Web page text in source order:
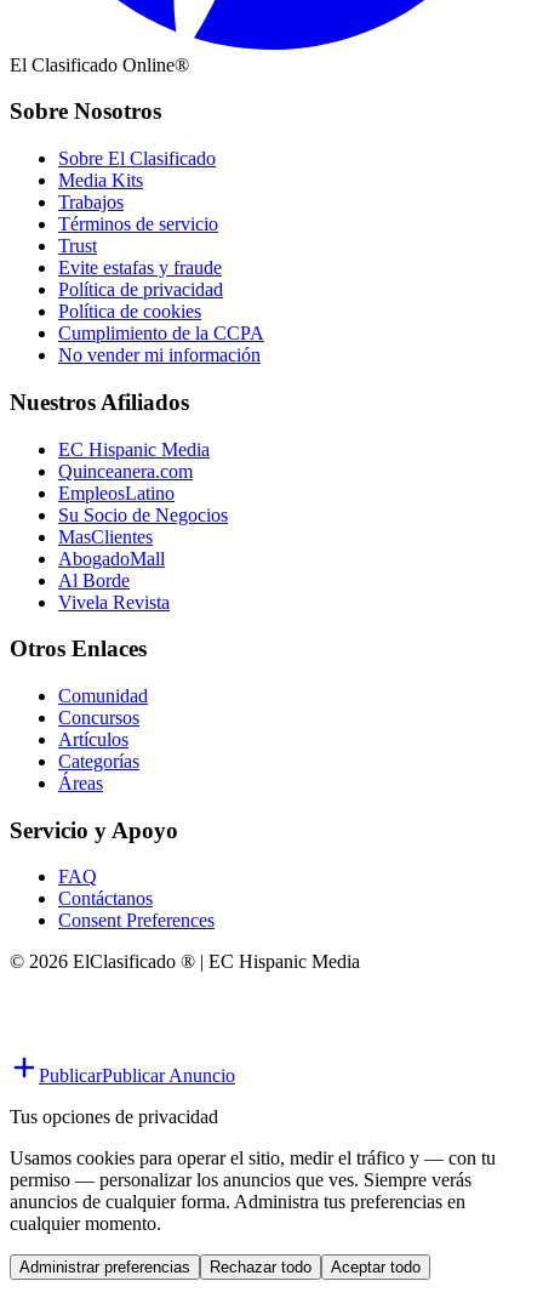
El Clasificado Online®
Sobre Nosotros
Sobre El Clasificado
Media Kits
Trabajos
Términos de servicio
Trust
Evite estafas y fraude
Política de privacidad
Política de cookies
Cumplimiento de la CCPA
No vender mi información
Nuestros Afiliados
EC Hispanic Media
Quinceanera.com
EmpleosLatino
Su Socio de Negocios
MasClientes
AbogadoMall
Al Borde
Vivela Revista
Otros Enlaces
Comunidad
Concursos
Artículos
Categorías
Áreas
Servicio y Apoyo
FAQ
Contáctanos
Consent Preferences
© 2026 ElClasificado ® | EC Hispanic Media
PublicarPublicar Anuncio
Tus opciones de privacidad
Usamos cookies para operar el sitio, medir el tráfico y — con tu
permiso — personalizar los anuncios que ves. Siempre verás
anuncios de cualquier forma. Administra tus preferencias en
cualquier momento.
Administrar preferencias Rechazar todo Aceptar todo